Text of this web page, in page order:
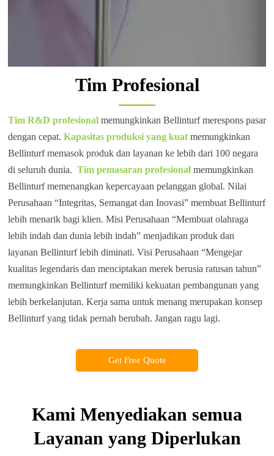
Tim Profesional
Tim R&D profesional memungkinkan Bellinturf merespons pasar
dengan cepat. Kapasitas produksi yang kuat memungkinkan
Bellinturf memasok produk dan layanan ke lebih dari 100 negara
di seluruh dunia. Tim pemasaran profesional memungkinkan
Bellinturf memenangkan kepercayaan pelanggan global. Nilai
Perusahaan “Integritas, Semangat dan Inovasi” membuat Bellinturf
lebih menarik bagi klien. Misi Perusahaan “Membuat olahraga
lebih indah dan dunia lebih indah” menjadikan produk dan
layanan Bellinturf lebih diminati. Visi Perusahaan “Mengejar
kualitas legendaris dan menciptakan merek berusia ratusan tahun”
memungkinkan Bellinturf memiliki kekuatan pembangunan yang
lebih berkelanjutan. Kerja sama untuk menang merupakan konsep
Bellinturf yang tidak pernah berubah. Jangan ragu lagi.
Get Free Quote
Kami Menyediakan semua
Layanan yang Diperlukan